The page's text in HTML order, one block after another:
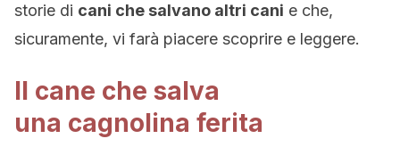
storie di cani che salvano altri cani e che,
sicuramente, vi farà piacere scoprire e leggere.
Il cane che salva
una cagnolina ferita